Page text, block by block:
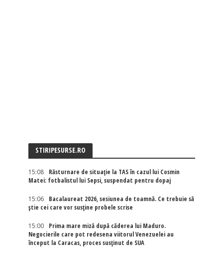
STIRIPESURSE.RO
15:08
Răsturnare de situație la TAS în cazul lui Cosmin
Matei: fotbalistul lui Sepsi, suspendat pentru dopaj
15:06
Bacalaureat 2026, sesiunea de toamnă. Ce trebuie să
știe cei care vor susține probele scrise
15:00
Prima mare miză după căderea lui Maduro.
Negocierile care pot redesena viitorul Venezuelei au
început la Caracas, proces susținut de SUA